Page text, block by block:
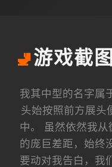
🚽游戏截图
我其中型的名字属
头始按照前方展头
中。 虽然依然我
的庞巨差距，始终
要动对我告白，我